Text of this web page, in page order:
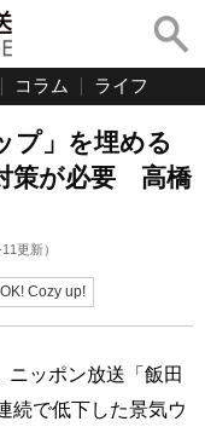
コラム ライフ
プ」を埋める
策が必要 高橋
更新）
Cozy up!
ニッポン放送「飯田
続で低下した景気ウ